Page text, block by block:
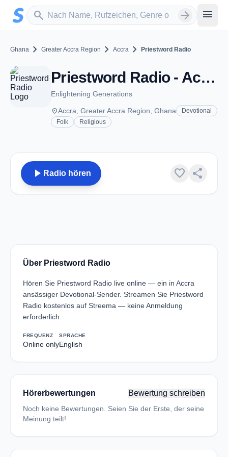
Zum Hauptinhalt springen
search
Sender suchen arrow_forward menu
Ghana chevron_right Greater Accra Region chevron_right Accra chevron_right Priestword Radio
Priestword Radio - Accra
Enlightening Generations
placeAccra, Greater Accra Region, Ghana
Devotional
Folk
Religious
play_arrow Radio hören favorite share
Über Priestword Radio
Hören Sie Priestword Radio live online — ein in Accra
ansässiger Devotional-Sender. Streamen Sie Priestword
Radio kostenlos auf Streema — keine Anmeldung
erforderlich.
FREQUENZ
Online only
SPRACHE
English
Hörerbewertungen Bewertung schreiben
Noch keine Bewertungen. Seien Sie der Erste, der seine
Meinung teilt!